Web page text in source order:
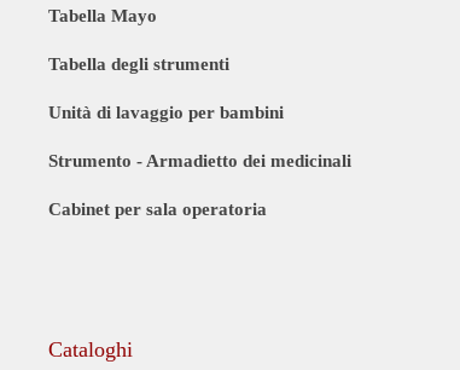
Tabella Mayo
Tabella degli strumenti
Unità di lavaggio per bambini
Strumento - Armadietto dei medicinali
Cabinet per sala operatoria
Cataloghi